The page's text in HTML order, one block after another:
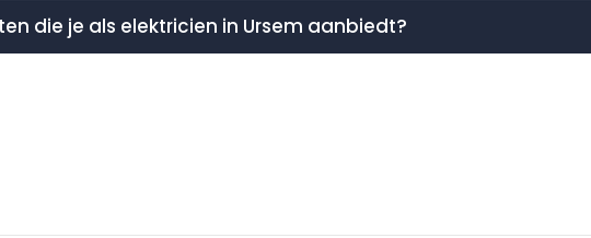
die je als elektricien in Ursem aanbiedt?